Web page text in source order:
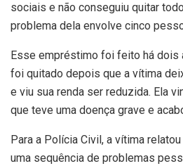
sociais e não conseguiu quitar
problema dela envolve cinco
Esse empréstimo foi feito há dois
foi quitado depois que a vítima
e viu sua renda ser reduzida. Ela
que teve uma doença grave e
Para a Polícia Civil, a vítima
uma sequência de problemas